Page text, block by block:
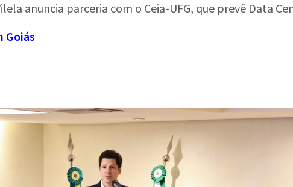
anuncia parceria com o Ceia-UFG, que prevê Data
Goiás